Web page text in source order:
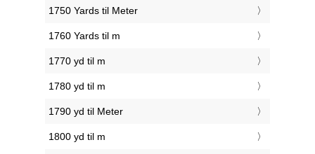
1750 Yards til Meter
1760 Yards til m
1770 yd til m
1780 yd til m
1790 yd til Meter
1800 yd til m